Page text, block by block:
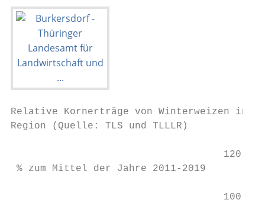
Relative Kornerträge von Winterweizen in
Region (Quelle: TLS und TLLLR)
                                    120
% zum Mittel der Jahre 2011-2019
                                    100